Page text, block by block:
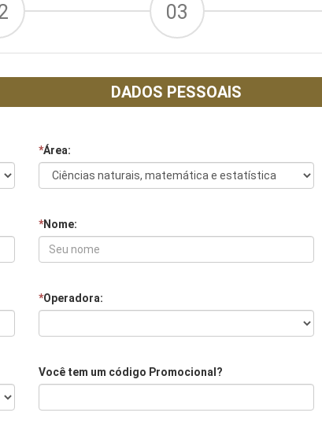
03
DADOS PESSOAIS
*Área:
*Nome:
*Operadora:
Você tem um código Promocional?